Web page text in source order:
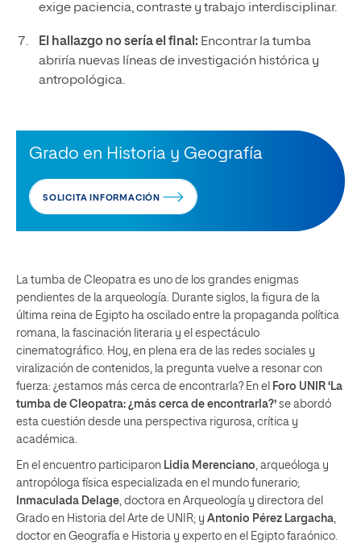
exige paciencia, contraste y trabajo interdisciplinar.
El hallazgo no sería el final: Encontrar la tumba
abriría nuevas líneas de investigación histórica y
antropológica.
Grado en Historia y Geografía
SOLICITA INFORMACIÓN
La tumba de Cleopatra es uno de los grandes enigmas
pendientes de la arqueología. Durante siglos, la figura de la
última reina de Egipto ha oscilado entre la propaganda política
romana, la fascinación literaria y el espectáculo
cinematográfico. Hoy, en plena era de las redes sociales y
viralización de contenidos, la pregunta vuelve a resonar con
fuerza: ¿estamos más cerca de encontrarla? En el Foro UNIR ‘La
tumba de Cleopatra: ¿más cerca de encontrarla?’ se abordó
esta cuestión desde una perspectiva rigurosa, crítica y
académica.
En el encuentro participaron Lidia Merenciano , arqueóloga y
antropóloga física especializada en el mundo funerario;
Inmaculada Delage , doctora en Arqueología y directora del
Grado en Historia del Arte de UNIR; y Antonio Pérez Largacha
doctor en Geografía e Historia y experto en el Egipto faraónico.